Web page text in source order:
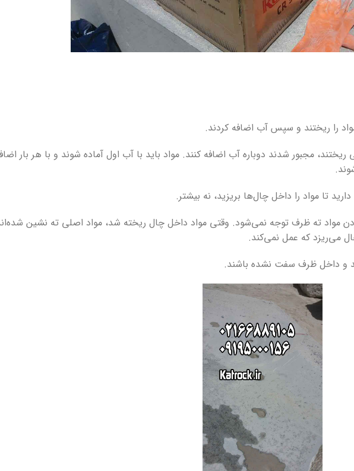
مجبور شدند دوباره آب اضافه کنند. مواد باید با آب اول آماده شوند و با هر بار
مواد ته ظرف توجه نمی‌شود. وقتی مواد داخل چال ریخته شد، مواد اصلی ته نشین
می‌ریزد که عمل نمی‌کند.